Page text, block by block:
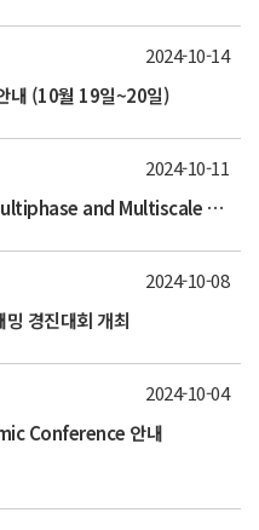
내 (10월 19일~20일)
2024-10-14
[University of Maryland] The Multiphase and Multiscale Flow Lab is relocating
2024-10-11
경진대회 개최
2024-10-08
Conference 안내
2024-10-04